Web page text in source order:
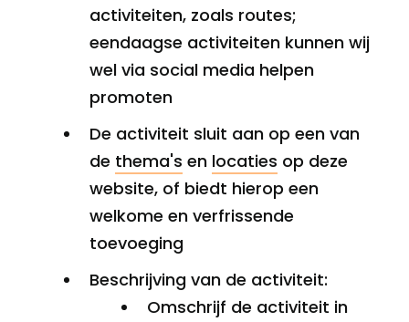
activiteiten, zoals routes;
eendaagse activiteiten kunnen wij
wel via social media helpen
promoten
De activiteit sluit aan op een van
de thema's en locaties op deze
website, of biedt hierop een
welkome en verfrissende
toevoeging
Beschrijving van de activiteit:
Omschrijf de activiteit in